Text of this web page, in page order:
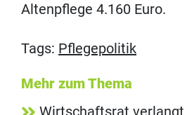
Altenpflege 4.160 Euro.
Tags: Pflegepolitik
Mehr zum Thema